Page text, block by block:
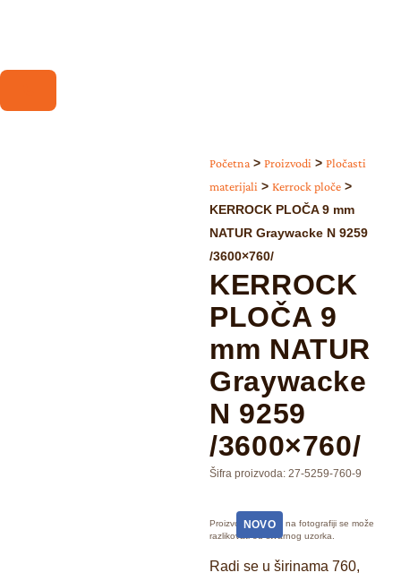
Početna > Proizvodi > Pločasti
materijali > Kerrock ploče >
KERROCK PLOČA 9 mm
NATUR Graywacke N 9259
/3600×760/
KERROCK
PLOČA 9
mm NATUR
Graywacke
N 9259
/3600×760/
Šifra proizvoda: 27-5259-760-9
NOVO
Proizvod prikazan na fotografiji se može
razlikovati od stvarnog uzorka.
Radi se u širinama 760,